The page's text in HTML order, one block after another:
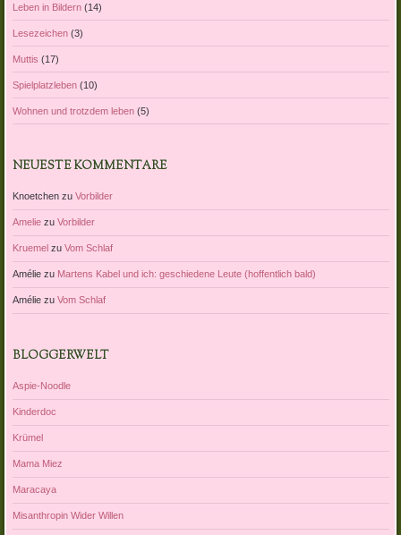
Leben in Bildern(14)
Lesezeichen(3)
Muttis (17)
Spielplatzleben(10)
Wohnen und trotzdem leben(5)
NEUESTE KOMMENTARE
Knoetchenzu Vorbilder
Ameliezu Vorbilder
Kruemel zu Vom Schlaf
Améliezu Martens Kabel und ich: geschiedene Leute (hoffentlich bald)
Améliezu Vom Schlaf
BLOGGERWELT
Aspie-Noodle
Kinderdoc
Krümel
Mama Miez
Maracaya
Misanthropin Wider Willen